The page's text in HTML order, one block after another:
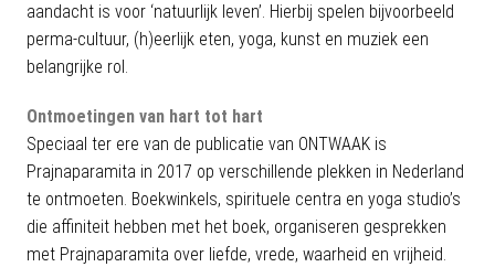
aandacht is voor ‘natuurlijk leven’. Hierbij spelen bijvoorbeeld
perma-cultuur, (h)eerlijk eten, yoga, kunst en muziek een
belangrijke rol.
Ontmoetingen van hart tot hart
Speciaal ter ere van de publicatie van ONTWAAK is
Prajnaparamita in 2017 op verschillende plekken in Nederland
te ontmoeten. Boekwinkels, spirituele centra en yoga studio’s
die affiniteit hebben met het boek, organiseren gesprekken
met Prajnaparamita over liefde, vrede, waarheid en vrijheid.